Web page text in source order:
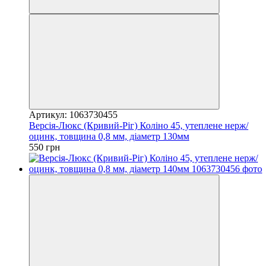
Артикул: 1063730455
Версія-Люкс (Кривий-Ріг) Коліно 45, утеплене нерж/
оцинк, товщина 0,8 мм, діаметр 130мм
550 грн